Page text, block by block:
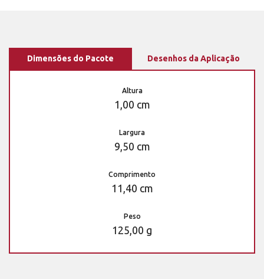
Dimensões do Pacote Desenhos da Aplicação
Altura
1,00 cm
Largura
9,50 cm
Comprimento
11,40 cm
Peso
125,00 g